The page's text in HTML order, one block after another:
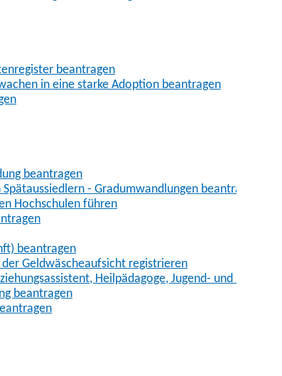
beantragen
in eine starke Adoption beantragen
beantragen
- Gradumwandlungen beantragen
Hochschulen führen
beantragen
Geldwäscheaufsicht registrieren
Heilpädagoge, Jugend- und
beantragen